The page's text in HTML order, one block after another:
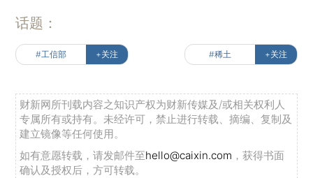
话题：
#工信部 +关注 #稀土 +关注
财新网所刊载内容之知识产权为财新传媒及/或相关权利人
专属所有或持有。未经许可，禁止进行转载、摘编、复制及
建立镜像等任何使用。
如有意愿转载，请发邮件至hello@caixin.com ，获得书面
确认及授权后，方可转载。